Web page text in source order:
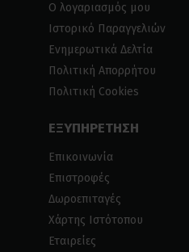
Ο λογαριασμός μου
Ιστορικό Παραγγελιών
Ενημερωτικά Δελτία
Πολιτική Απορρήτου
Πολιτική Cookies
ΕΞΥΠΗΡΕΤΗΣΗ
Επικοινωνία
Επιστροφές
Δωροεπιταγές
Χάρτης Ιστότοπου
Εταιρείες